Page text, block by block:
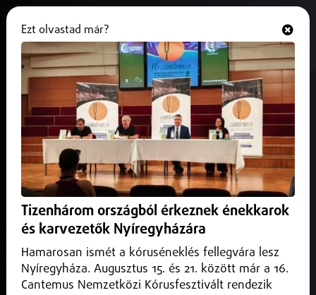
Debrecenben megkezdte
működését a Zöld őrszem
2025. május 15.Hajdú-Bihar vármegye
Debrecenben megkezdte működését a Zöld őrszem
Ezt olvastad már?
Tizenhárom országból érkeznek énekkarok
és karvezetők Nyíregyházára
Hamarosan ismét a kóruséneklés fellegvára lesz
Nyíregyháza. Augusztus 15. és 21. között már a 16.
Cantemus Nemzetközi Kórusfesztivált rendezik